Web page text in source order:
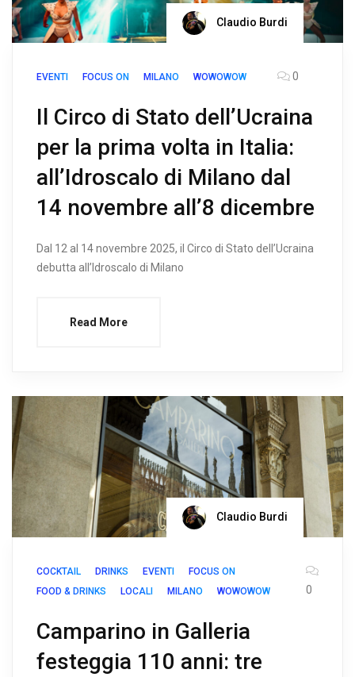
Claudio Burdi
EVENTI FOCUS ON MILANO WOWOWOW 0
Il Circo di Stato dell’Ucraina
per la prima volta in Italia:
all’Idroscalo di Milano dal
14 novembre all’8 dicembre
Dal 12 al 14 novembre 2025, il Circo di Stato dell’Ucraina
debutta all’Idroscalo di Milano
Read More
Claudio Burdi
COCKTAIL DRINKS EVENTI
FOCUS ON
FOOD & DRINKS
LOCALI MILANO WOWOWOW 0
Camparino in Galleria
festeggia 110 anni: tre